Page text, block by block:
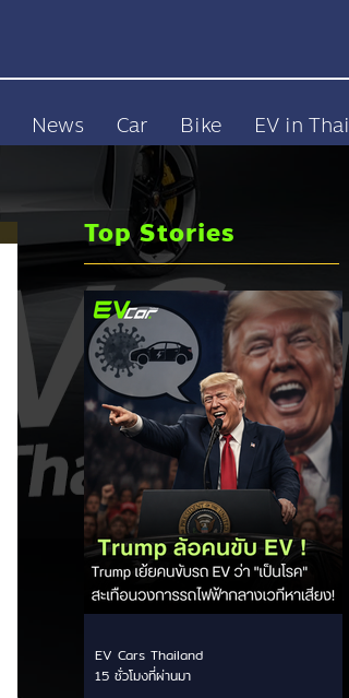
News Car Bike EV in Thai
Top Stories
EV Cars Thailand
15 ชั่วโมงที่ผ่านมา